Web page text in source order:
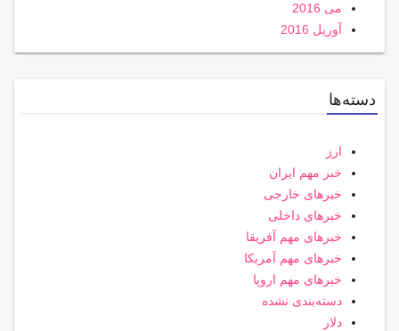
می 2016
آوریل 2016
دسته‌ها
ارز
خبر مهم ایران
خبرهای خارجی
خبرهای داخلی
خبرهای مهم آفریقا
خبرهای مهم آمریکا
خبرهای مهم اروپا
دسته‌بندی نشده
دلار